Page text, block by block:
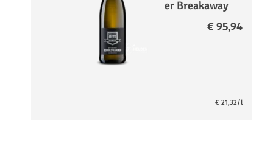
er Breakaway
entalkoholisie
€ 95,94
€ 21,32/l